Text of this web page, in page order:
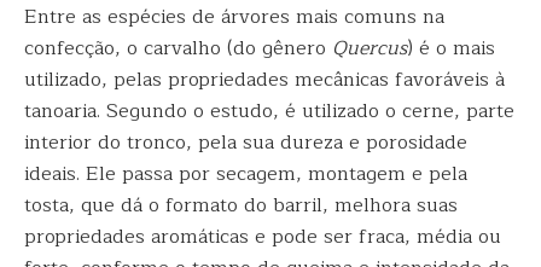
Entre as espécies de árvores mais comuns na
confecção, o carvalho (do gênero Quercus) é o mais
utilizado, pelas propriedades mecânicas favoráveis à
tanoaria. Segundo o estudo, é utilizado o cerne, parte
interior do tronco, pela sua dureza e porosidade
ideais. Ele passa por secagem, montagem e pela
tosta, que dá o formato do barril, melhora suas
propriedades aromáticas e pode ser fraca, média ou